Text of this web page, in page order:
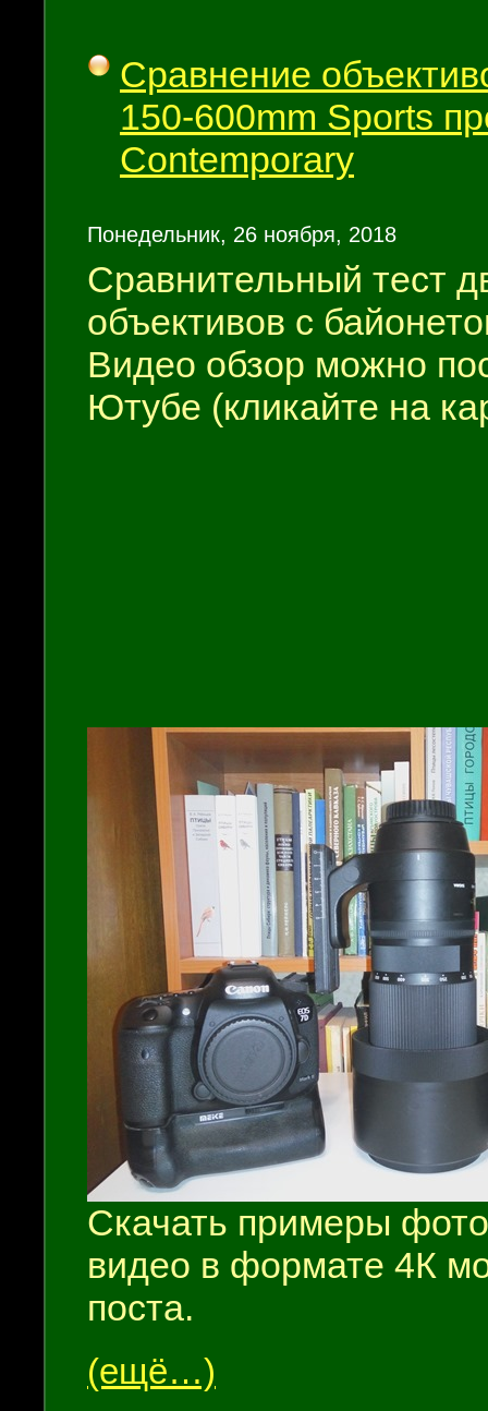
Сравнение
150-600mm Sports
Contemporary
Понедельник, 26 ноября, 2018
Сравнительный тест
объективов с
Видео обзор можно
Ютубе (кликайте на
Скачать примеры
видео в формате 4К
поста.
(ещё…)